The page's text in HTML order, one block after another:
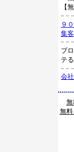
【
９
集
ブ
テ
会
無